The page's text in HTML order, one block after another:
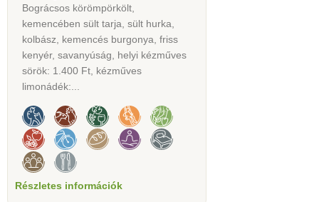
Bográcsos körömpörkölt,
kemencében sült tarja, sült hurka,
kolbász, kemencés burgonya, friss
kenyér, savanyúság, helyi kézműves
sörök: 1.400 Ft, kézműves
limonádék:...
Részletes információk